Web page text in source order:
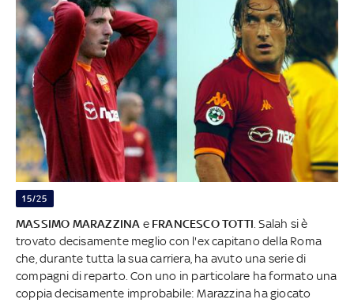
15/25
MASSIMO MARAZZINA e FRANCESCO TOTTI . Salah si è
trovato decisamente meglio con l'ex capitano della Roma
che, durante tutta la sua carriera, ha avuto una serie di
compagni di reparto. Con uno in particolare ha formato una
coppia decisamente improbabile: Marazzina ha giocato